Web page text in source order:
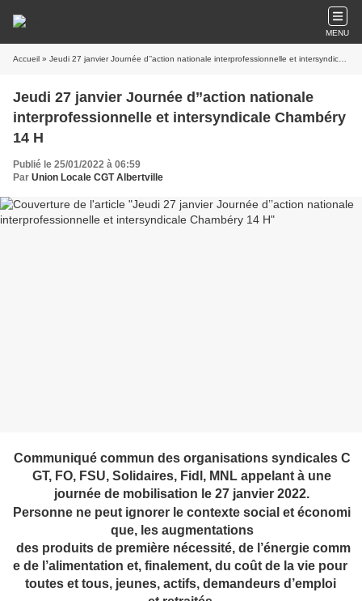
MENU
Accueil » Jeudi 27 janvier Journée d’’action nationale interprofessionnelle et intersyndicale Chambéry 14 H
Jeudi 27 janvier Journée d’’action nationale
interprofessionnelle et intersyndicale Chambéry
14 H
Publié le 25/01/2022 à 06:59
Par Union Locale CGT Albertville
Communiqué commun des organisations syndicales C
GT, FO, FSU, Solidaires, Fidl, MNL appelant à une
journée de mobilisation le 27 janvier 2022.
Personne ne peut ignorer le contexte social et économi
que, les augmentations
des produits de première nécessité, de l’énergie comm
e de l’alimentation et, finalement, du coût de la vie pour
toutes et tous, jeunes, actifs, demandeurs d’emploi